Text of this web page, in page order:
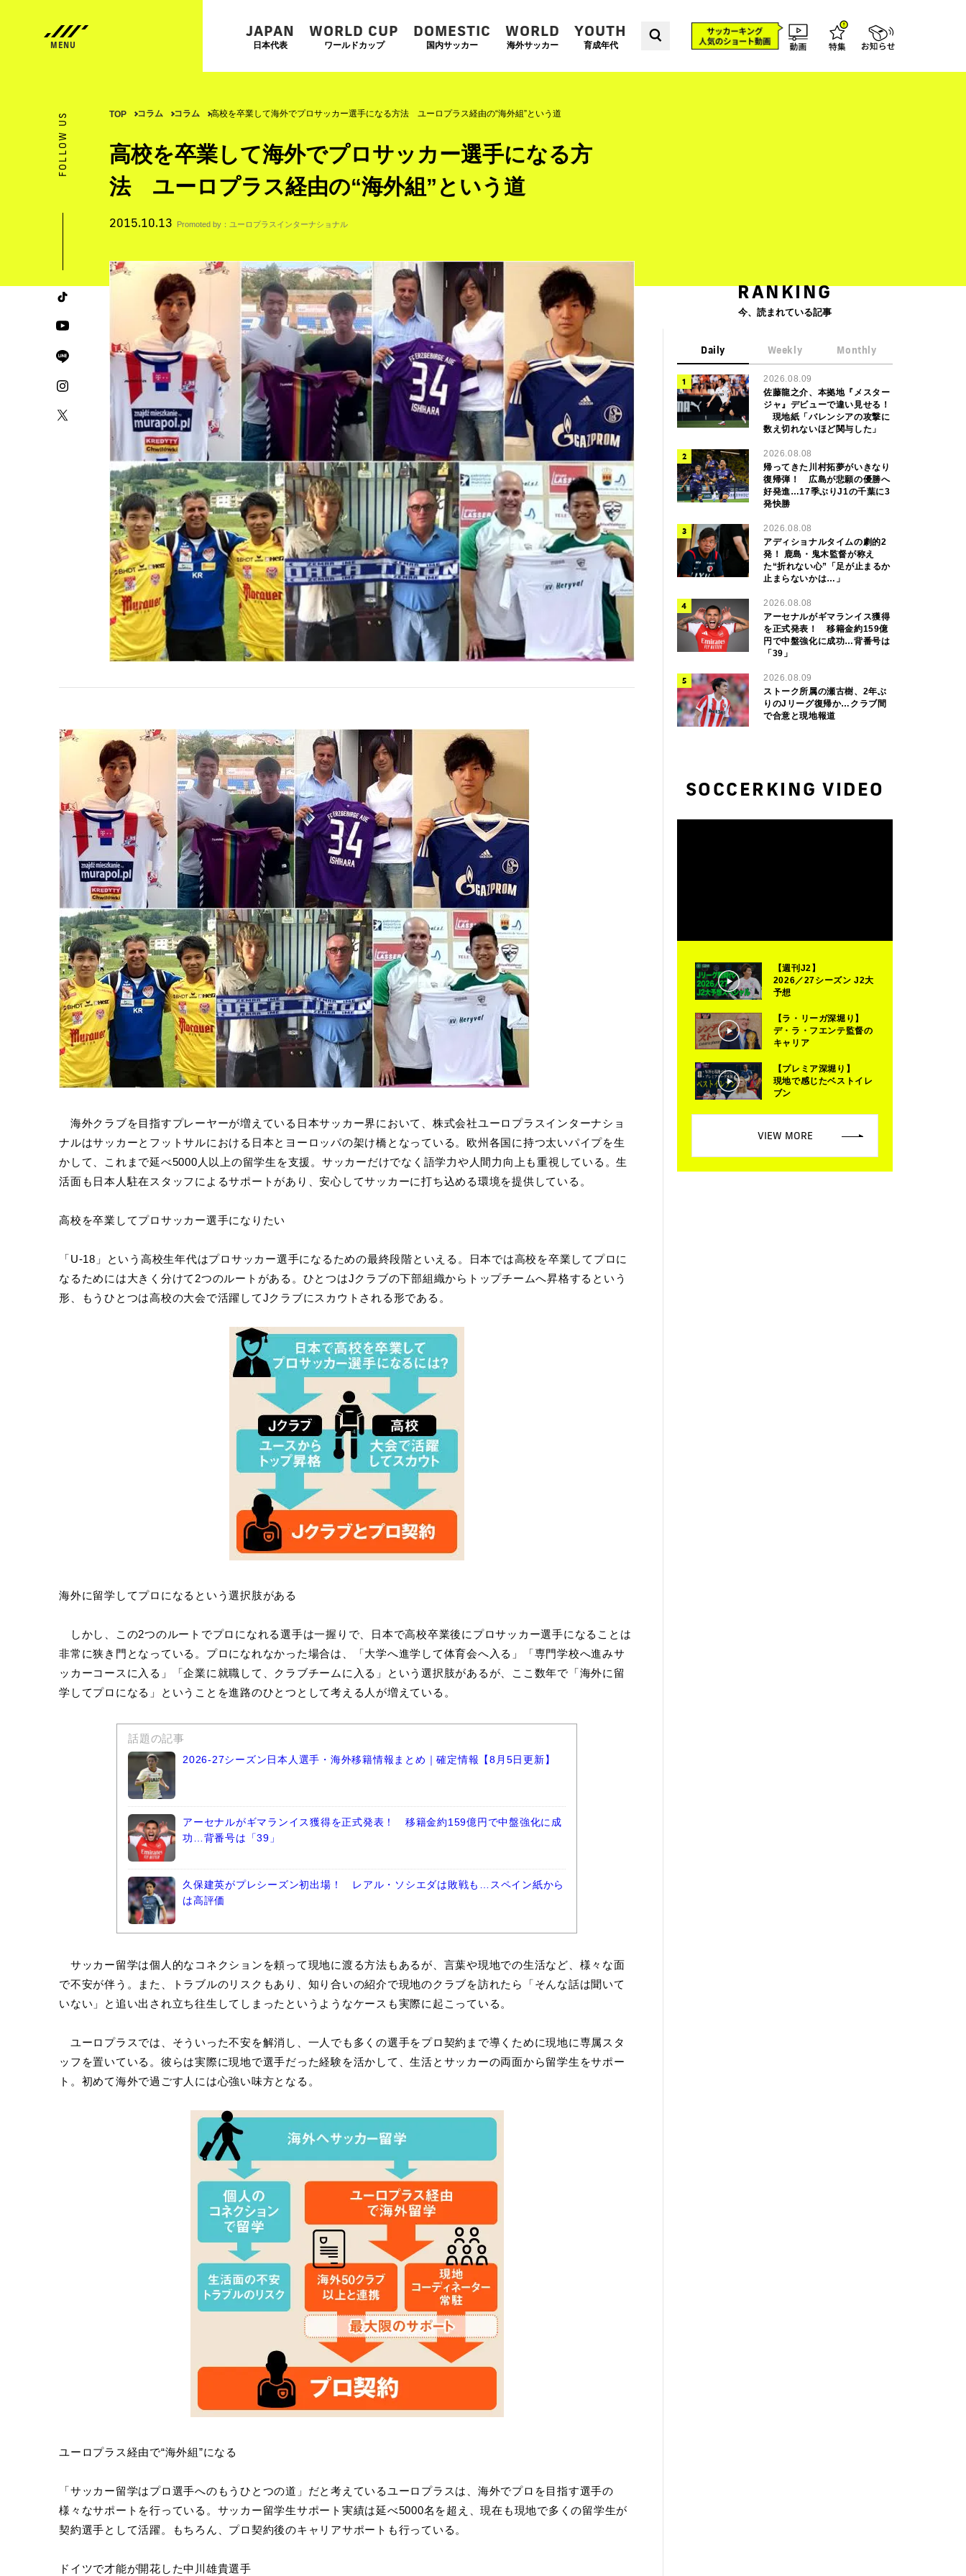
JAPAN
日本代表
WORLD CUP
ワールドカップ
DOMESTIC
国内サッカー
WORLD
海外サッカー
YOUTH
育成年代
FOLLOW US TOP コラム コラム 高校を卒業して海外でプロサッカー選手になる方法 ユーロプラス経由の“海外組”という道
高校を卒業して海外でプロサッカー選手になる方
法 ユーロプラス経由の“海外組”という道
2015.10.13 Promoted by：ユーロプラスインターナショナル
海外クラブを目指すプレーヤーが増えている日本サッカー界において、株式会社ユーロプラスインターナショ
ナルはサッカーとフットサルにおける日本とヨーロッパの架け橋となっている。欧州各国に持つ太いパイプを生
かして、これまで延べ5000人以上の留学生を支援。サッカーだけでなく語学力や人間力向上も重視している。生
活面も日本人駐在スタッフによるサポートがあり、安心してサッカーに打ち込める環境を提供している。
高校を卒業してプロサッカー選手になりたい
「U-18」という高校生年代はプロサッカー選手になるための最終段階といえる。日本では高校を卒業してプロに
なるためには大きく分けて2つのルートがある。ひとつはJクラブの下部組織からトップチームへ昇格するという
形、もうひとつは高校の大会で活躍してJクラブにスカウトされる形である。
海外に留学してプロになるという選択肢がある
しかし、この2つのルートでプロになれる選手は一握りで、日本で高校卒業後にプロサッカー選手になることは
非常に狭き門となっている。プロになれなかった場合は、「大学へ進学して体育会へ入る」「専門学校へ進みサ
ッカーコースに入る」「企業に就職して、クラブチームに入る」という選択肢があるが、ここ数年で「海外に留
学してプロになる」ということを進路のひとつとして考える人が増えている。
話題の記事
2026-27シーズン日本人選手・海外移籍情報まとめ｜確定情報【8月5日更新】
アーセナルがギマランイス獲得を正式発表！ 移籍金約159億円で中盤強化に成
功…背番号は「39」
久保建英がプレシーズン初出場！ レアル・ソシエダは敗戦も…スペイン紙から
は高評価
サッカー留学は個人的なコネクションを頼って現地に渡る方法もあるが、言葉や現地での生活など、様々な面
で不安が伴う。また、トラブルのリスクもあり、知り合いの紹介で現地のクラブを訪れたら「そんな話は聞いて
いない」と追い出され立ち往生してしまったというようなケースも実際に起こっている。
ユーロプラスでは、そういった不安を解消し、一人でも多くの選手をプロ契約まで導くために現地に専属スタ
ッフを置いている。彼らは実際に現地で選手だった経験を活かして、生活とサッカーの両面から留学生をサポー
ト。初めて海外で過ごす人には心強い味方となる。
ユーロプラス経由で“海外組”になる
「サッカー留学はプロ選手へのもうひとつの道」だと考えているユーロプラスは、海外でプロを目指す選手の
様々なサポートを行っている。サッカー留学生サポート実績は延べ5000名を超え、現在も現地で多くの留学生が
契約選手として活躍。もちろん、プロ契約後のキャリアサポートも行っている。
ドイツで才能が開花した中川雄貴選手
RANKING
今、読まれている記事
Daily Weekly Monthly
2026.08.09
佐藤龍之介、本拠地『メスター
ジャ』デビューで違い見せる！
現地紙「バレンシアの攻撃に
数え切れないほど関与した」
2026.08.08
帰ってきた川村拓夢がいきなり
復帰弾！ 広島が悲願の優勝へ
好発進…17季ぶりJ1の千葉に3
発快勝
2026.08.08
アディショナルタイムの劇的2
発！ 鹿島・鬼木監督が称え
た“折れない心”「足が止まるか
止まらないかは…」
2026.08.08
アーセナルがギマランイス獲得
を正式発表！ 移籍金約159億
円で中盤強化に成功…背番号は
「39」
2026.08.09
ストーク所属の瀬古樹、2年ぶ
りのJリーグ復帰か…クラブ間
で合意と現地報道
SOCCERKING VIDEO
【週刊J2】
2026／27シーズン J2大
予想
【ラ・リーガ深堀り】
デ・ラ・フエンテ監督の
キャリア
【プレミア深堀り】
現地で感じたベストイレ
ブン
VIEW MORE